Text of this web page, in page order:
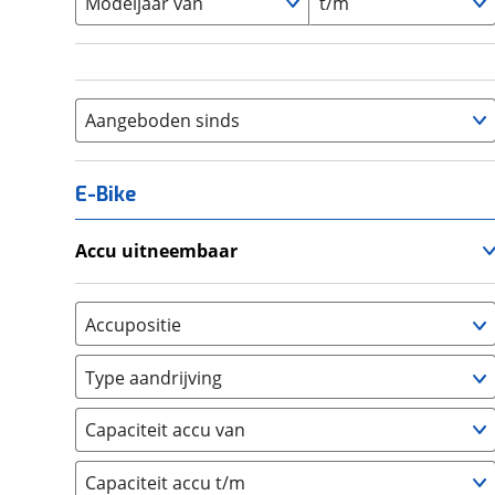
Aangeboden sinds
E-Bike
Accu uitneembaar
Nee, vast (0)
Accupositie
Bagagedrager (0)
Frame (0 )
Vloer (0
Achterbank (0)
Kofferbak (0)
Type aandrijving
Achterwiel (0)
Trapas
Voorwiel
Capaciteit accu van
Capaciteit accu t/m